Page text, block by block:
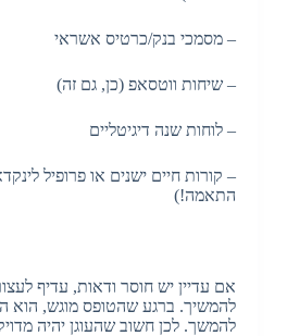
– מסמכי בנק/כרטיס אשראי
– שיחות ווטסאפ (כן, גם זה)
– לוחות שנה דיגיטליים
– קורות חיים ישנים או פרופיל
התאמה!)
אם עדיין יש חוסר ודאות, עדיף
להמשיך. ברגע שהטופס מוגש, הוא
להמשך. לכן חשוב שהעוגן יהיה